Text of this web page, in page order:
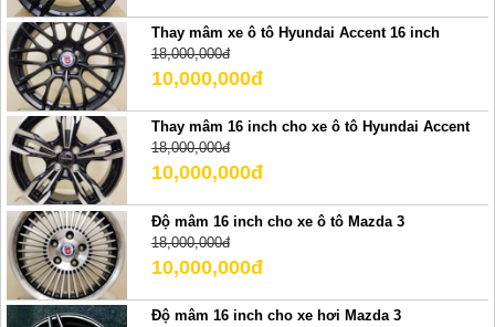
Thay mâm xe ô tô Hyundai Accent 16 inch
18,000,000đ
10,000,000đ
Thay mâm 16 inch cho xe ô tô Hyundai Accent
18,000,000đ
10,000,000đ
Độ mâm 16 inch cho xe ô tô Mazda 3
18,000,000đ
10,000,000đ
Độ mâm 16 inch cho xe hơi Mazda 3